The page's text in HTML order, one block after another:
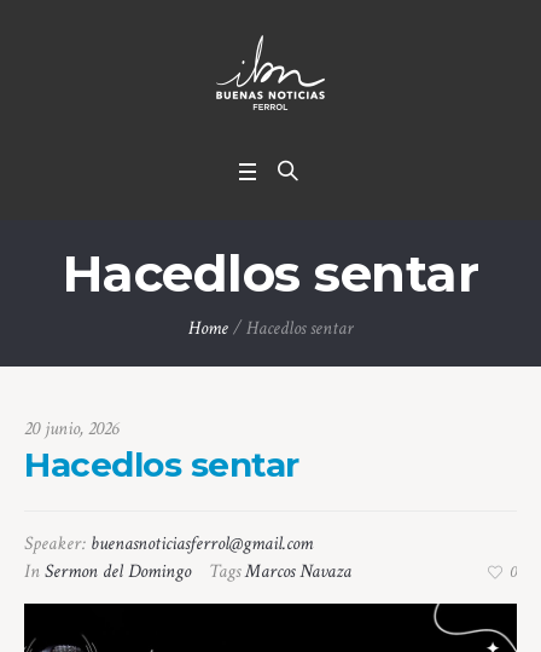
Hacedlos sentar
Home /Hacedlos sentar
20 junio, 2026
Hacedlos sentar
Speaker: buenasnoticiasferrol@gmail.com
InSermon del Domingo TagsMarcos Navaza 0